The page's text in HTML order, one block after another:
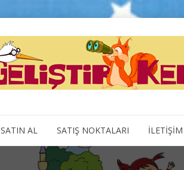
SATIN AL SATIŞ NOKTALARI İLETİŞİM